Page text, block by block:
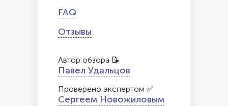
FAQ
Отзывы
Автор обзора 📝
Павел Удальцов
Проверено экспертом ✅
Сергеем Новожиловым